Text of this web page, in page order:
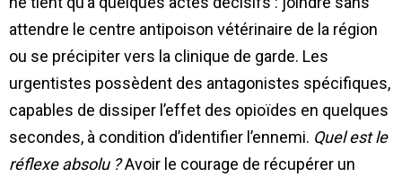
attendre le centre antipoison vétérinaire de la région
ou se précipiter vers la clinique de garde. Les
urgentistes possèdent des antagonistes spécifiques,
capables de dissiper l’effet des opioïdes en quelques
secondes, à condition d’identifier l’ennemi. Quel est le
réflexe absolu ?Avoir le courage de récupérer un